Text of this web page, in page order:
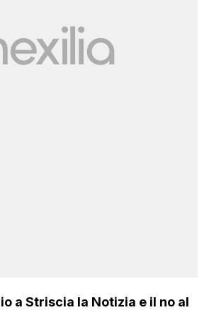
a Striscia la Notizia e il no al